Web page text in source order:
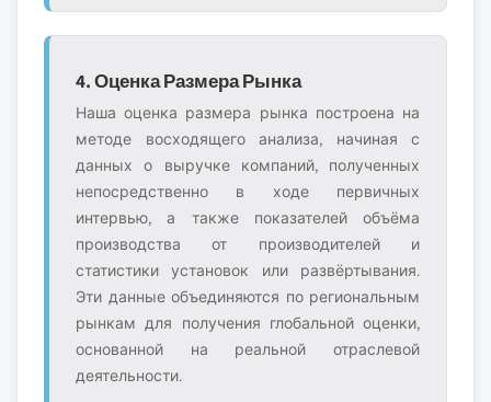
4. Оценка Размера Рынка
Наша оценка размера рынка построена на
методе восходящего анализа, начиная с
данных о выручке компаний, полученных
непосредственно в ходе первичных
интервью, а также показателей объёма
производства от производителей и
статистики установок или развёртывания.
Эти данные объединяются по региональным
рынкам для получения глобальной оценки,
основанной на реальной отраслевой
деятельности.